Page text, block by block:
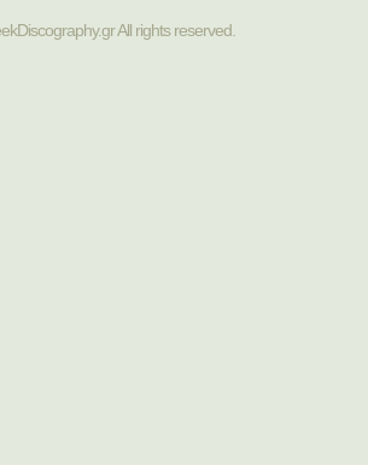
All rights reserved.